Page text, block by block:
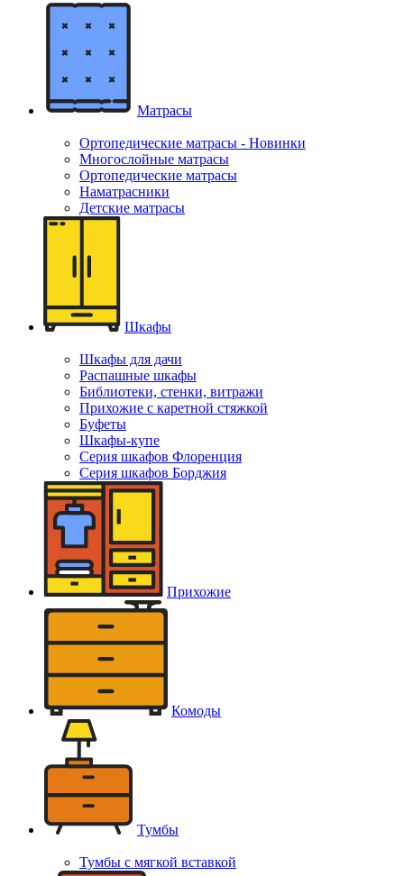
Матрасы
Ортопедические матрасы - Новинки
Многослойные матрасы
Ортопедические матрасы
Наматрасники
Детские матрасы
Шкафы
Шкафы для дачи
Распашные шкафы
Библиотеки, стенки, витражи
Прихожие с каретной стяжкой
Буфеты
Шкафы-купе
Серия шкафов Флоренция
Серия шкафов Борджия
Прихожие
Комоды
Тумбы
Тумбы с мягкой вставкой